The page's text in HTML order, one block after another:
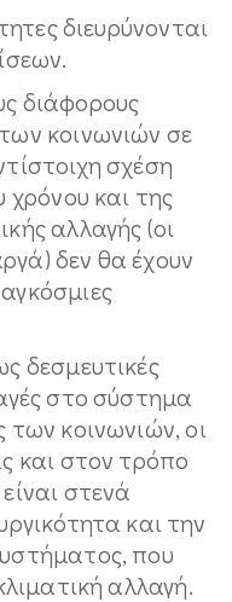
διευρύνονται
διάφορους
κοινωνιών σε
σχέση
χρόνου και της
αλλαγής (οι
δεν θα έχουν
δεσμευτικές
στο σύστημα
των κοινωνιών, οι
και στον τρόπο
στενά
και την
που
αλλαγή.